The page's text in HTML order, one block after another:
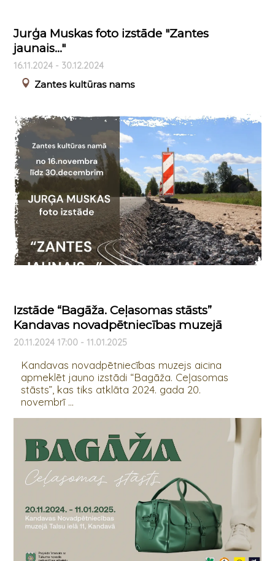
Jurģa Muskas foto izstāde "Zantes
jaunais..."
16.11.2024 - 30.12.2024
Zantes kultūras nams
Izstāde “Bagāža. Ceļasomas stāsts”
Kandavas novadpētniecības muzejā
20.11.2024 17:00 - 11.01.2025
Kandavas novadpētniecības muzejs aicina
apmeklēt jauno izstādi “Bagāža. Ceļasomas
stāsts”, kas tiks atklāta 2024. gada 20.
novembrī ...